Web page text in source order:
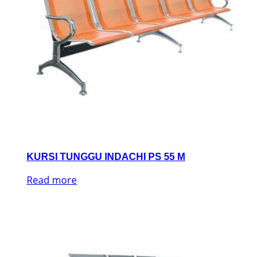
KURSI TUNGGU INDACHI PS 55 M
Read more